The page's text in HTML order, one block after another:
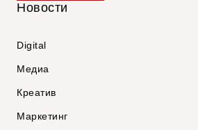
Новости
Digital
Медиа
Креатив
Маркетинг